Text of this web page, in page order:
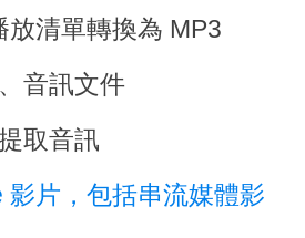
放清單轉換為 MP3
音訊文件
取音訊
影片，包括串流媒體影